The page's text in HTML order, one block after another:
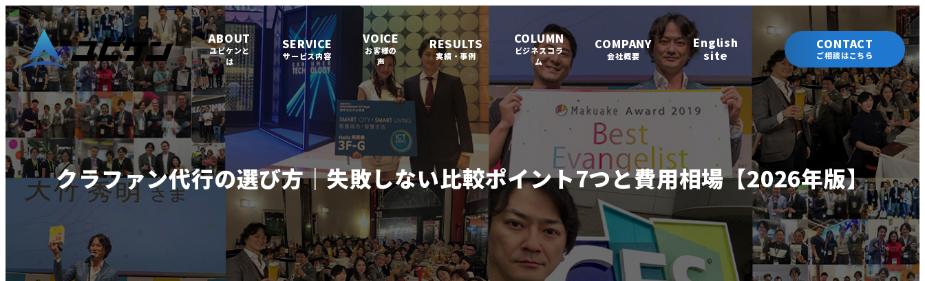
ABOUT
ユビケンと
は
SERVICE
サービス内容
VOICE
お客様の
声
RESULTS
実績・事例
COLUMN
ビジネスコラ
ム
COMPANY
会社概要
English
site
CONTACT
ご相談はこちら
クラファン代行の選び方｜失敗しない比較ポイント7つと費用相場【2026年版】